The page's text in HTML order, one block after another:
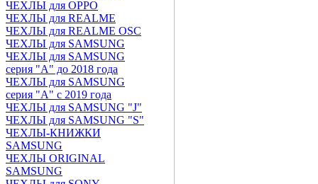
ЧЕХЛЫ для OPPO
ЧЕХЛЫ для REALME
ЧЕХЛЫ для REALME OSC
ЧЕХЛЫ для SAMSUNG
ЧЕХЛЫ для SAMSUNG
серия "A" до 2018 года
ЧЕХЛЫ для SAMSUNG
серия "A" с 2019 года
ЧЕХЛЫ для SAMSUNG "J"
ЧЕХЛЫ для SAMSUNG "S"
ЧЕХЛЫ-КНИЖКИ
SAMSUNG
ЧЕХЛЫ ORIGINAL
SAMSUNG